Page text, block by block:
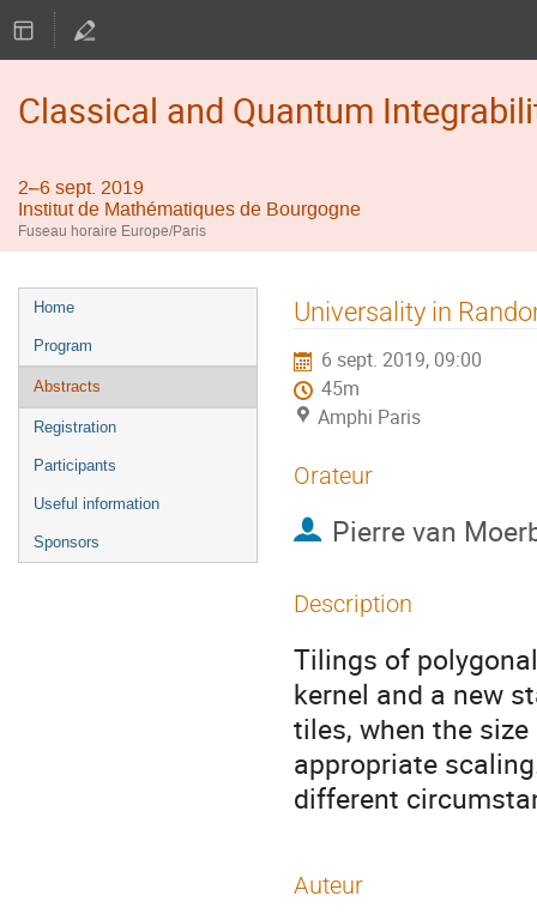
Classical and Quantum
2–6 sept. 2019
Institut de Mathématiques de Bourgogne
Fuseau horaire Europe/Paris
Menu
de
l'événement
Home
Program
Abstracts
Registration
Participants
Useful information
Sponsors
Universality in
6 sept. 2019, 09:00
45m
Amphi Paris
Orateur
Pierre van
Description
Tilings of
kernel and a new
tiles, when the
appropriate
different
Auteur